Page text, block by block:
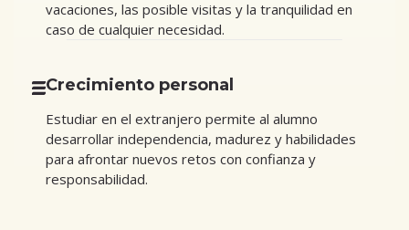
vacaciones, las posible visitas y la tranquilidad en
caso de cualquier necesidad.
Crecimiento personal
Estudiar en el extranjero permite al alumno
desarrollar independencia, madurez y habilidades
para afrontar nuevos retos con confianza y
responsabilidad.